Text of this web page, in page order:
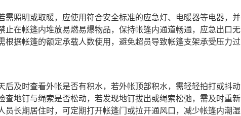
需照明或取暖，应使用符合安全标准的应急灯、电暖器等电器，并
止在帐篷内堆放易燃易爆物品，保持帐篷内通道畅通，应急出口无
据帐篷的额定承载人数使用，避免超员导致帐篷支架承受压力过
后及时查看外帐是否有积水，若外帐顶部积水，需轻轻拍打或抖动
查地钉与绳索是否松动，若发现地钉拔出或绳索松弛，需及时重新
员长期居住时，可定期打开帐篷门或拉开通风口，减少帐篷内潮湿